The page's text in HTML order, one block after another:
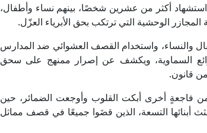
أكثر من عشرين شخصًا، بينهم نساء وأطفال،
الوحشية التي ترتكب بحق الأبرياء العزّل.
والنساء، واستخدام القصف العشوائي ضد المدارس
السماوية، ويكشف عن إصرار ممنهج على سحق
قانون.
فاجعةٍ أخرى أبكت القلوب وأوجعت الضمائر، حين
التسعة، الذين قضَوا جميعًا في قصف مماثل